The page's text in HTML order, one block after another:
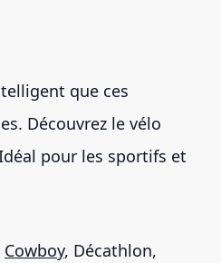
que ces
Découvrez le vélo
pour les sportifs et
Cowboy, Décathlon,